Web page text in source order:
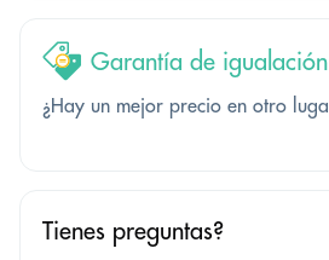
Garantía de
¿Hay un mejor precio en otro
Tienes preguntas?